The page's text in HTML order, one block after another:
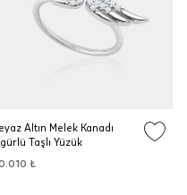
Altın Melek Kanadı
Taşlı Yüzük
₺